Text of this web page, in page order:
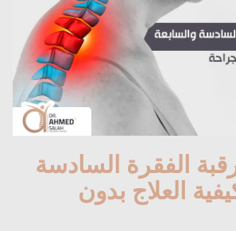
الفقرة السادسة
العلاج بدون